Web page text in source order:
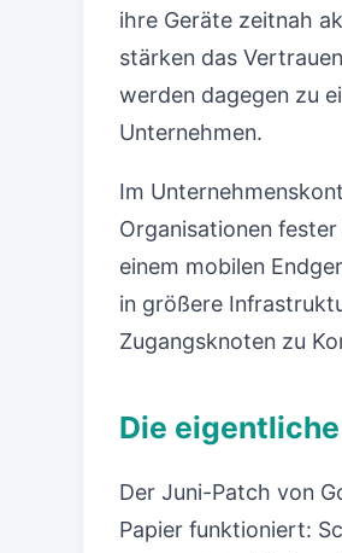
ihre Geräte zeitnah
stärken das
werden dagegen zu
Unternehmen.
Im
Organisationen
einem mobilen
in größere
Zugangsknoten zu
Die
Der Juni-Patch von
Papier funktioniert: